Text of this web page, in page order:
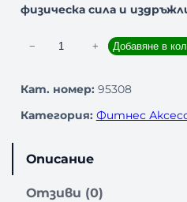
физическа сила и
ч
т
− + Добавяне в
Кат. номер: 95308
Категория: Фитнес
Описание
Отзиви (0)